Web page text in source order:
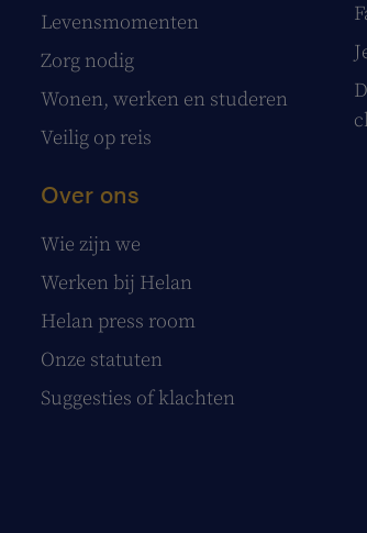
Levensmomenten
Zorg nodig
Wonen, werken en studeren
Veilig op reis
Over ons
Wie zijn we
Werken bij Helan
Helan press room
Onze statuten
Suggesties of klachten